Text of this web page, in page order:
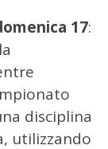
17:
disciplina
utilizzando